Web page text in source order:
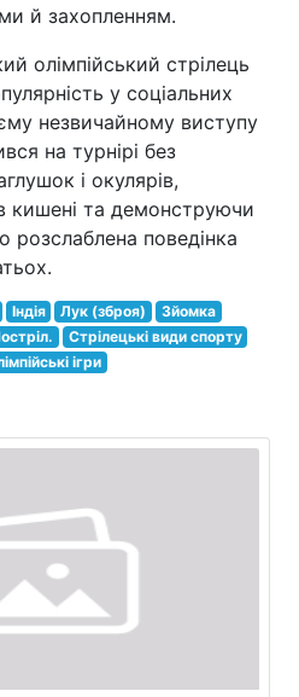
й захопленням.
олімпійський стрілець
у соціальних
незвичайному виступу
на турнірі без
і окулярів,
та демонструючи
розслаблена поведінка
Індія Лук (зброя)
Зйомка
Стрілецькі види спорту
ігри